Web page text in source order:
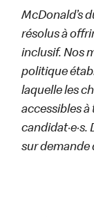
McDonald’s
résolus à
inclusif. Nos
politique
laquelle les
accessibles à
sur demande